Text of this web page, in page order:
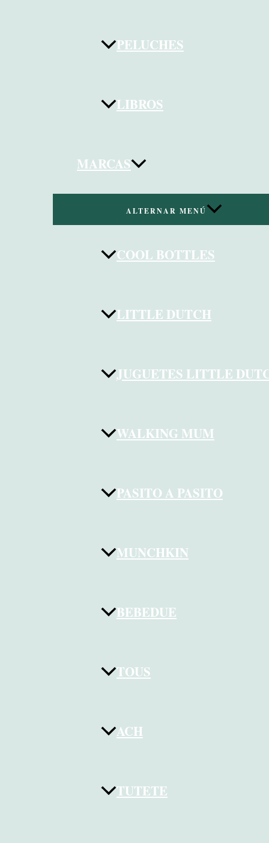
PELUCHES
LIBROS
MARCAS
ALTERNAR MENÚ
COOL BOTTLES
LITTLE DUTCH
JUGUETES LITTLE
WALKING MUM
PASITO A PASITO
MUNCHKIN
BEBEDUE
TOUS
ACH
TUTETE